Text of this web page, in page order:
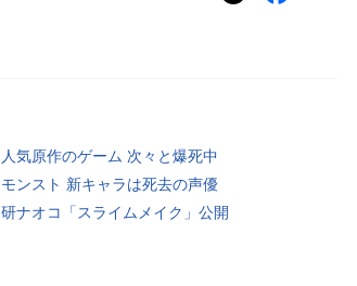
人気原作のゲーム 次々と爆死中
モンスト 新キャラは死去の声優
研ナオコ「スライムメイク」公開